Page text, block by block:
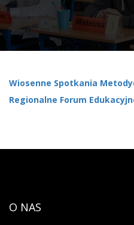
Wiosenne Spotkania
Regionalne Forum
O NAS